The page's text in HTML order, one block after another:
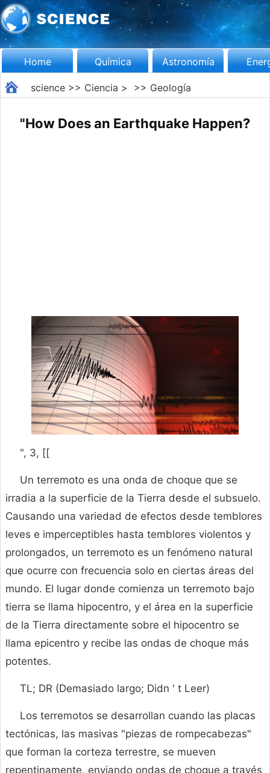
Home Química Astronomía
science>> Ciencia > >> Geología
"How Does an Earthquake Happen?
", 3, [[
Un terremoto es una onda de choque que se
irradia a la superficie de la Tierra desde el subsuelo.
Causando una variedad de efectos desde temblores
leves e imperceptibles hasta temblores violentos y
prolongados, un terremoto es un fenómeno natural
que ocurre con frecuencia solo en ciertas áreas del
mundo. El lugar donde comienza un terremoto bajo
tierra se llama hipocentro, y el área en la superficie
de la Tierra directamente sobre el hipocentro se
llama epicentro y recibe las ondas de choque más
potentes.
TL; DR (Demasiado largo; Didn ' t Leer)
Los terremotos se desarrollan cuando las placas
tectónicas, las masivas "piezas de rompecabezas"
que forman la corteza terrestre, se mueven
repentinamente, enviando ondas de choque a través